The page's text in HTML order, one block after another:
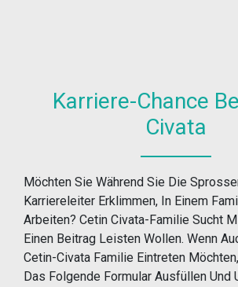
Karriere-Chance
Civata
Möchten Sie Während Sie Die
Karriereleiter Erklimmen, In Einem
Arbeiten? Cetin Civata-Familie Sucht
Einen Beitrag Leisten Wollen. Wenn
Cetin-Civata Familie Eintreten
Das Folgende Formular Ausfüllen Und